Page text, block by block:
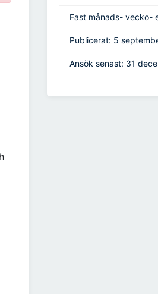
Fast månads- vecko-
Publicerat: 5
Ansök senast: 31